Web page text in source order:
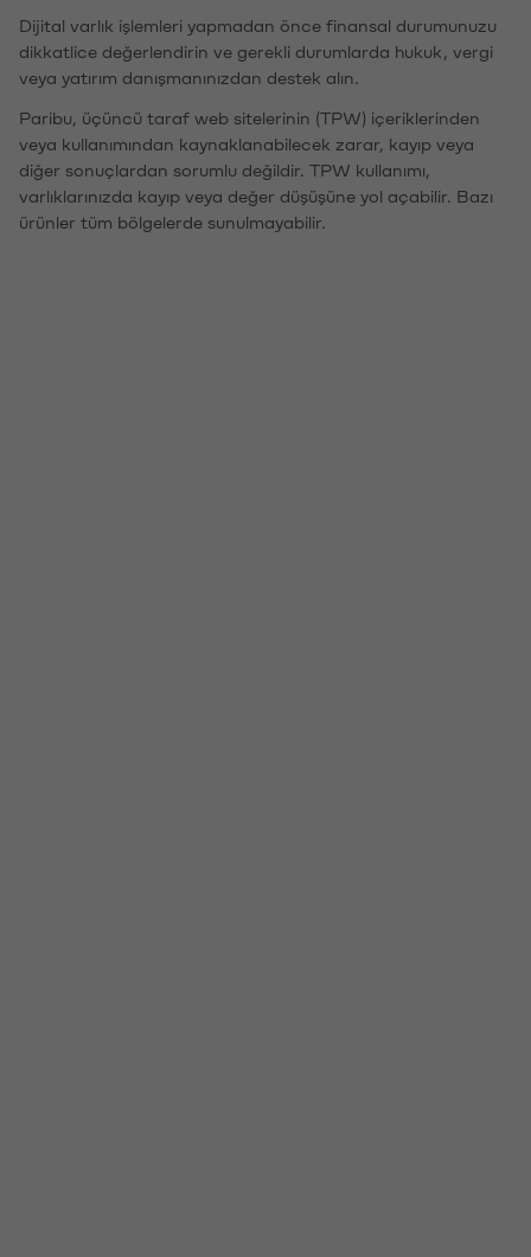
Dijital varlık işlemleri yapmadan önce finansal durumunuzu
dikkatlice değerlendirin ve gerekli durumlarda hukuk, vergi
veya yatırım danışmanınızdan destek alın.
Paribu, üçüncü taraf web sitelerinin (TPW) içeriklerinden
veya kullanımından kaynaklanabilecek zarar, kayıp veya
diğer sonuçlardan sorumlu değildir. TPW kullanımı,
varlıklarınızda kayıp veya değer düşüşüne yol açabilir. Bazı
ürünler tüm bölgelerde sunulmayabilir.